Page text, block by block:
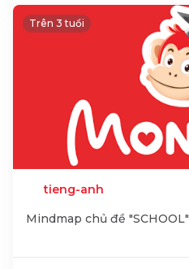
Trên 3 tuổi
tieng-anh
Mindmap chủ đề "SCHOOL"